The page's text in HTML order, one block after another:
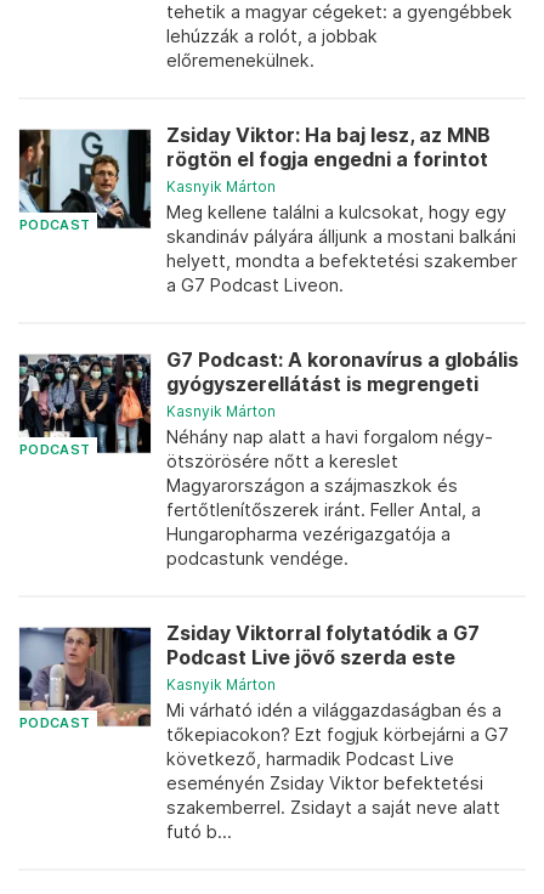
tehetik a magyar cégeket: a gyengébbek
lehúzzák a rolót, a jobbak
előremenekülnek.
PODCAST
Zsiday Viktor: Ha baj lesz, az MNB
rögtön el fogja engedni a forintot
Kasnyik Márton
Meg kellene találni a kulcsokat, hogy egy
skandináv pályára álljunk a mostani balkáni
helyett, mondta a befektetési szakember
a G7 Podcast Liveon.
PODCAST
G7 Podcast: A koronavírus a globális
gyógyszerellátást is megrengeti
Kasnyik Márton
Néhány nap alatt a havi forgalom négy-
ötszörösére nőtt a kereslet
Magyarországon a szájmaszkok és
fertőtlenítőszerek iránt. Feller Antal, a
Hungaropharma vezérigazgatója a
podcastunk vendége.
PODCAST
Zsiday Viktorral folytatódik a G7
Podcast Live jövő szerda este
Kasnyik Márton
Mi várható idén a világgazdaságban és a
tőkepiacokon? Ezt fogjuk körbejárni a G7
következő, harmadik Podcast Live
eseményén Zsiday Viktor befektetési
szakemberrel. Zsidayt a saját neve alatt
futó b...